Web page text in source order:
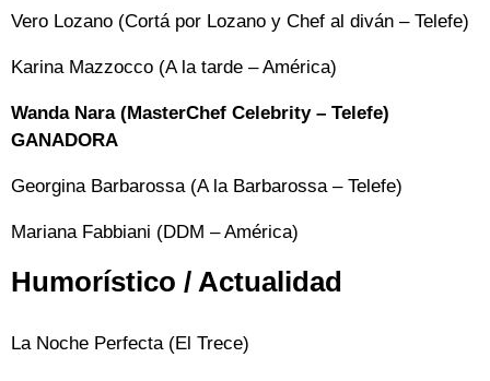
Vero Lozano (Cortá por Lozano y Chef al diván – Telefe)
Karina Mazzocco (A la tarde – América)
Wanda Nara (MasterChef Celebrity – Telefe)
GANADORA
Georgina Barbarossa (A la Barbarossa – Telefe)
Mariana Fabbiani (DDM – América)
Humorístico / Actualidad
La Noche Perfecta (El Trece)